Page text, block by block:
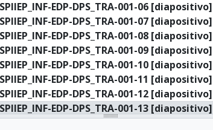
EDP-DPS_TRA-001-06 [diapositivo]
EDP-DPS_TRA-001-07 [diapositivo]
EDP-DPS_TRA-001-08 [diapositivo]
EDP-DPS_TRA-001-09 [diapositivo]
EDP-DPS_TRA-001-10 [diapositivo]
EDP-DPS_TRA-001-11 [diapositivo]
EDP-DPS_TRA-001-12 [diapositivo]
EDP-DPS_TRA-001-13 [diapositivo]
EDP-DPS_TRA-001-14 [diapositivo]